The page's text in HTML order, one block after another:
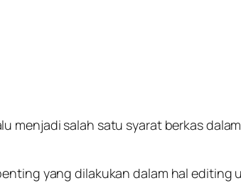
menjadi salah satu syarat berkas
yang dilakukan dalam hal